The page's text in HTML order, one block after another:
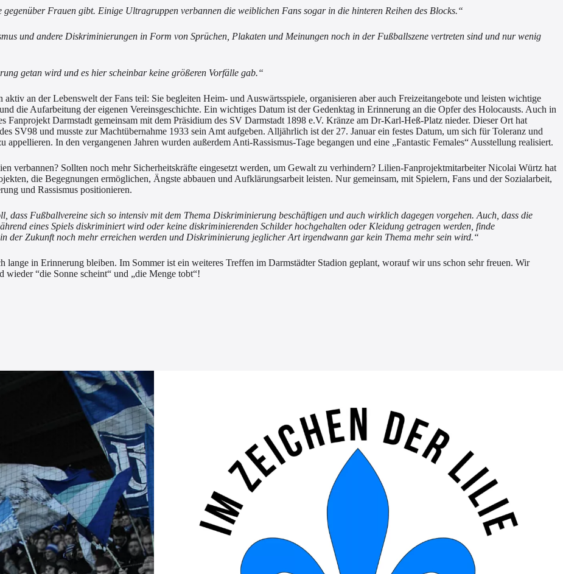
Frauen gibt. Einige Ultragruppen verbannen die weiblichen Fans sogar in die hinteren Reihen des Blocks.“
und andere Diskriminierungen in Form von Sprüchen, Plakaten und Meinungen noch in der Fußballszene vertreten sind und nur wenig
getan wird und es hier scheinbar keine größeren Vorfälle gab.“
an der Lebenswelt der Fans teil: Sie begleiten Heim- und Auswärtsspiele, organisieren aber auch Freizeitangebote und leisten wichtige
die Aufarbeitung der eigenen Vereinsgeschichte. Ein wichtiges Datum ist der Gedenktag in Erinnerung an die Opfer des Holocausts. Auch in
Fanprojekt Darmstadt gemeinsam mit dem Präsidium des SV Darmstadt 1898 e.V. Kränze am Dr-Karl-Heß-Platz nieder. Dieser Ort hat
SV98 und musste zur Machtübernahme 1933 sein Amt aufgeben. Alljährlich ist der 27. Januar ein festes Datum, um sich für Toleranz und
In den vergangenen Jahren wurden außerdem Anti-Rassismus-Tage begangen und eine „Fantastic Females“ Ausstellung realisiert.
verbannen? Sollten noch mehr Sicherheitskräfte eingesetzt werden, um Gewalt zu verhindern? Lilien-Fanprojektmitarbeiter Nicolai Würtz hat
die Begegnungen ermöglichen, Ängste abbauen und Aufklärungsarbeit leisten. Nur gemeinsam, mit Spielern, Fans und der Sozialarbeit,
und Rassismus positionieren.
dass Fußballvereine sich so intensiv mit dem Thema Diskriminierung beschäftigen und auch wirklich dagegen vorgehen. Auch, dass die
eines Spiels diskriminiert wird oder keine diskriminierenden Schilder hochgehalten oder Kleidung getragen werden, finde
der Zukunft noch mehr erreichen werden und Diskriminierung jeglicher Art irgendwann gar kein Thema mehr sein wird.“
in Erinnerung bleiben. Im Sommer ist ein weiteres Treffen im Darmstädter Stadion geplant, worauf wir uns schon sehr freuen. Wir
“die Sonne scheint“ und „die Menge tobt“!